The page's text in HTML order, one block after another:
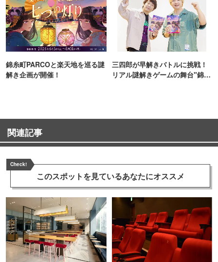
錦糸町PARCOと楽天地を巡る謎
解き企画が開催！
三四郎が早解きバトルに挑戦！
リアル謎解きゲームの舞台"錦糸
関連記事
Check!
このスポットを見ているあなたにオススメ